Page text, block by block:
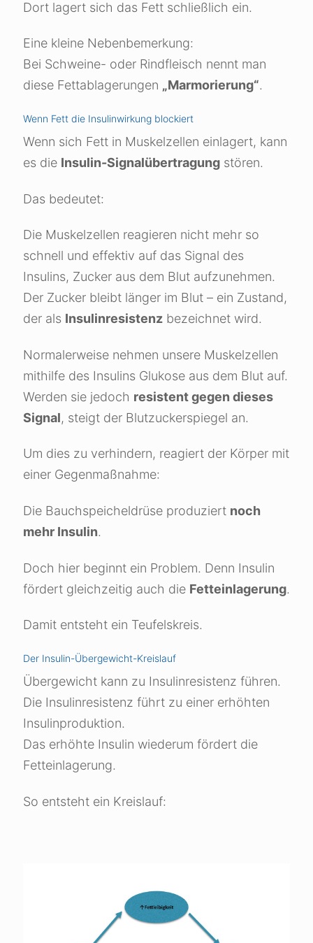
Dort lagert sich das Fett schließlich ein.
Eine kleine Nebenbemerkung:
Bei Schweine- oder Rindfleisch nennt man
diese Fettablagerungen „Marmorierung“.
Wenn Fett die Insulinwirkung blockiert
Wenn sich Fett in Muskelzellen einlagert, kann
es die Insulin-Signalübertragung stören.
Das bedeutet:
Die Muskelzellen reagieren nicht mehr so
schnell und effektiv auf das Signal des
Insulins, Zucker aus dem Blut aufzunehmen.
Der Zucker bleibt länger im Blut – ein Zustand,
der als Insulinresistenz bezeichnet wird.
Normalerweise nehmen unsere Muskelzellen
mithilfe des Insulins Glukose aus dem Blut auf.
Werden sie jedoch resistent gegen dieses
Signal, steigt der Blutzuckerspiegel an.
Um dies zu verhindern, reagiert der Körper mit
einer Gegenmaßnahme:
Die Bauchspeicheldrüse produziert noch
mehr Insulin.
Doch hier beginnt ein Problem. Denn Insulin
fördert gleichzeitig auch die Fetteinlagerung.
Damit entsteht ein Teufelskreis.
Der Insulin-Übergewicht-Kreislauf
Übergewicht kann zu Insulinresistenz führen.
Die Insulinresistenz führt zu einer erhöhten
Insulinproduktion.
Das erhöhte Insulin wiederum fördert die
Fetteinlagerung.
So entsteht ein Kreislauf: